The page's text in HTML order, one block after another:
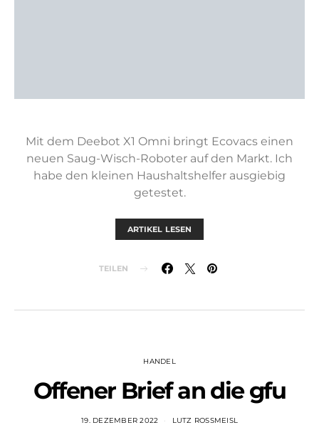
Mit dem Deebot X1 Omni bringt Ecovacs einen
neuen Saug-Wisch-Roboter auf den Markt. Ich
habe den kleinen Haushaltshelfer ausgiebig
getestet.
ARTIKEL LESEN
TEILEN
HANDEL
Offener Brief an die gfu
19. DEZEMBER 2022 LUTZ ROSSMEISL